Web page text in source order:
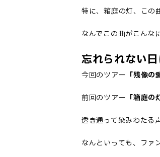
特に、箱庭の灯、この
なんでこの曲がこんな
忘れられない
今回のツアー 「残像の
前回のツアー 「箱庭の
透き通って染みわたる
なんといっても、ファ